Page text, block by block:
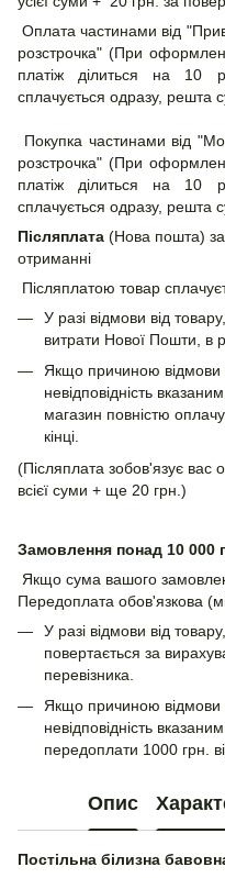
Оплата частинами від
розстрочка" (При
платіж ділиться на 10
сплачується одразу, решта
Покупка частинами від
розстрочка" (При
платіж ділиться на 10
сплачується одразу, решта
Післяплата (Нова пошта)
отриманні
Післяплатою товар
У разі відмови від
витрати Нової Пошти, в
Якщо причиною відмови
невідповідність
магазин повністю
кінці.
(Післяплата зобов'язує вас
всієї суми + ще 20 грн.)
Замовлення понад 10 000
Якщо сума вашого
Передоплата обов'язкова
У разі відмови від
повертається за
перевізника.
Якщо причиною відмови
невідповідність
передоплати 1000 грн.
Опис
Постільна білизна